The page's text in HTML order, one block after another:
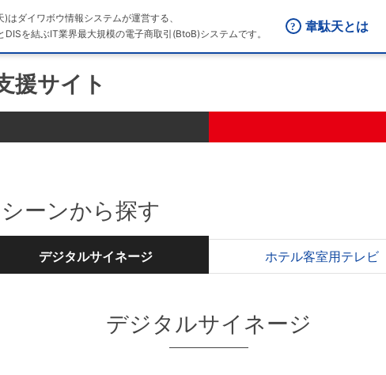
)はダイワボウ情報システムが運営する、
DISを結ぶIT業界最大規模の電子商取引(BtoB)システムです。
韋駄天とは
援サイト
ーンから探す
デジタルサイネージ ホテル客室用テレビ
デジタルサイネージ